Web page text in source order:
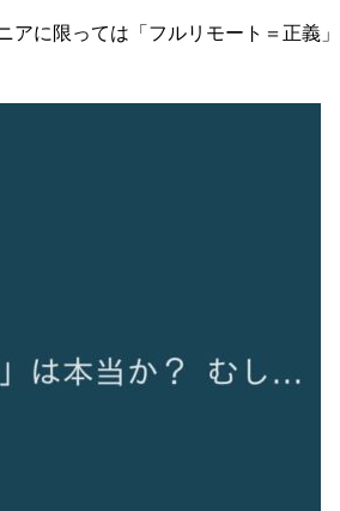
アに限っては「フルリモート＝正義